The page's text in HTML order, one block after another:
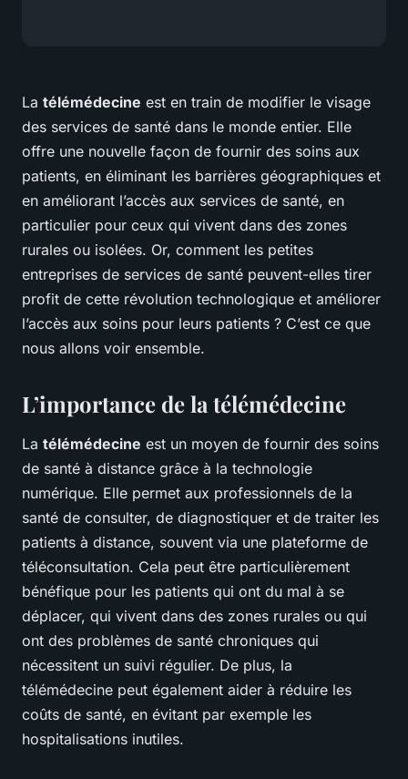
La télémédecine est en train de modifier le visage
des services de santé dans le monde entier. Elle
offre une nouvelle façon de fournir des soins aux
patients, en éliminant les barrières géographiques et
en améliorant l’accès aux services de santé, en
particulier pour ceux qui vivent dans des zones
rurales ou isolées. Or, comment les petites
entreprises de services de santé peuvent-elles tirer
profit de cette révolution technologique et améliorer
l’accès aux soins pour leurs patients ? C’est ce que
nous allons voir ensemble.
L’importance de la télémédecine
La télémédecine est un moyen de fournir des soins
de santé à distance grâce à la technologie
numérique. Elle permet aux professionnels de la
santé de consulter, de diagnostiquer et de traiter les
patients à distance, souvent via une plateforme de
téléconsultation. Cela peut être particulièrement
bénéfique pour les patients qui ont du mal à se
déplacer, qui vivent dans des zones rurales ou qui
ont des problèmes de santé chroniques qui
nécessitent un suivi régulier. De plus, la
télémédecine peut également aider à réduire les
coûts de santé, en évitant par exemple les
hospitalisations inutiles.